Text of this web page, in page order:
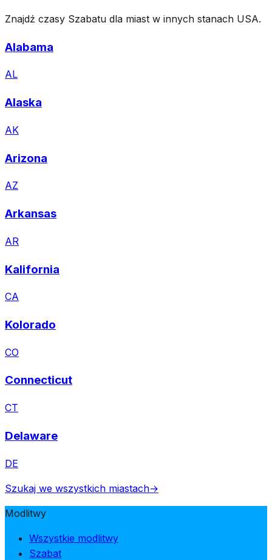
Znajdź czasy Szabatu dla miast w innych stanach USA.
Alabama
AL
Alaska
AK
Arizona
AZ
Arkansas
AR
Kalifornia
CA
Kolorado
CO
Connecticut
CT
Delaware
DE
Szukaj we wszystkich miastach→
Modlitwy
Wszystkie modlitwy
Szabat